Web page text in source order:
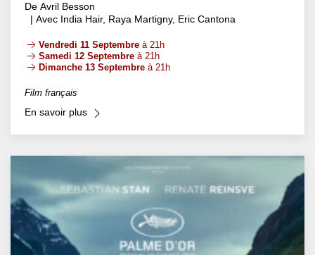
De Avril Besson
| Avec India Hair, Raya Martigny, Eric Cantona
Vendredi 11 Septembre à 21h
Samedi 12 Septembre à 21h
Dimanche 13 Septembre à 21h
Film français
En savoir plus